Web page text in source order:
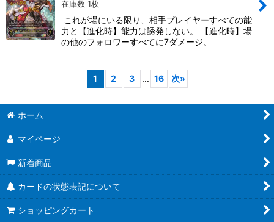
在庫数 1枚
これが場にいる限り、相手プレイヤーすべての能
力と【進化時】能力は誘発しない。 【進化時】場
の他のフォロワーすべてに7ダメージ。
1 2 3 ... 16 次»
ホーム
マイページ
新着商品
カードの状態表記について
ショッピングカート